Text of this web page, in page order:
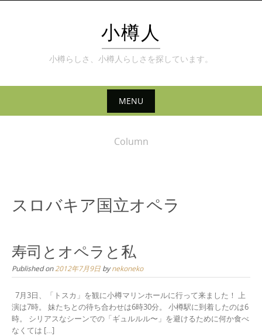
小樽人
小樽らしさ、小樽人らしさを探しています。
MENU
Column
スロバキア国立オペラ
寿司とオペラと私
Published on2012年7月9日 bynekoneko
7月3日、「トスカ」を観に小樽マリンホールに行って来ました！ 上
演は7時。 妹たちとの待ち合わせは6時30分。 小樽駅に到着したのは6
時。 シリアスなシーンでの「ギュルルル〜」を避けるために何か食べ
なくては […]